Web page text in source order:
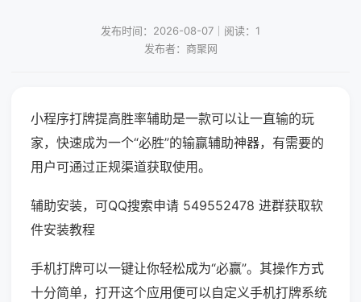
发布时间：2026-08-07｜阅读：1
发布者：商聚网
小程序打牌提高胜率辅助是一款可以让一直输的玩
家，快速成为一个“必胜”的输赢辅助神器，有需要的
用户可通过正规渠道获取使用。
辅助安装，可QQ搜索申请 549552478 进群获取软
件安装教程
手机打牌可以一键让你轻松成为“必赢”。其操作方式
十分简单，打开这个应用便可以自定义手机打牌系统